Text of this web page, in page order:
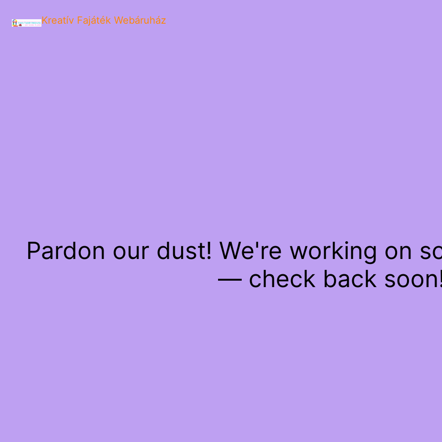
Kreatív Fajáték Webáruház
Pardon our dust! We're working on
— check back